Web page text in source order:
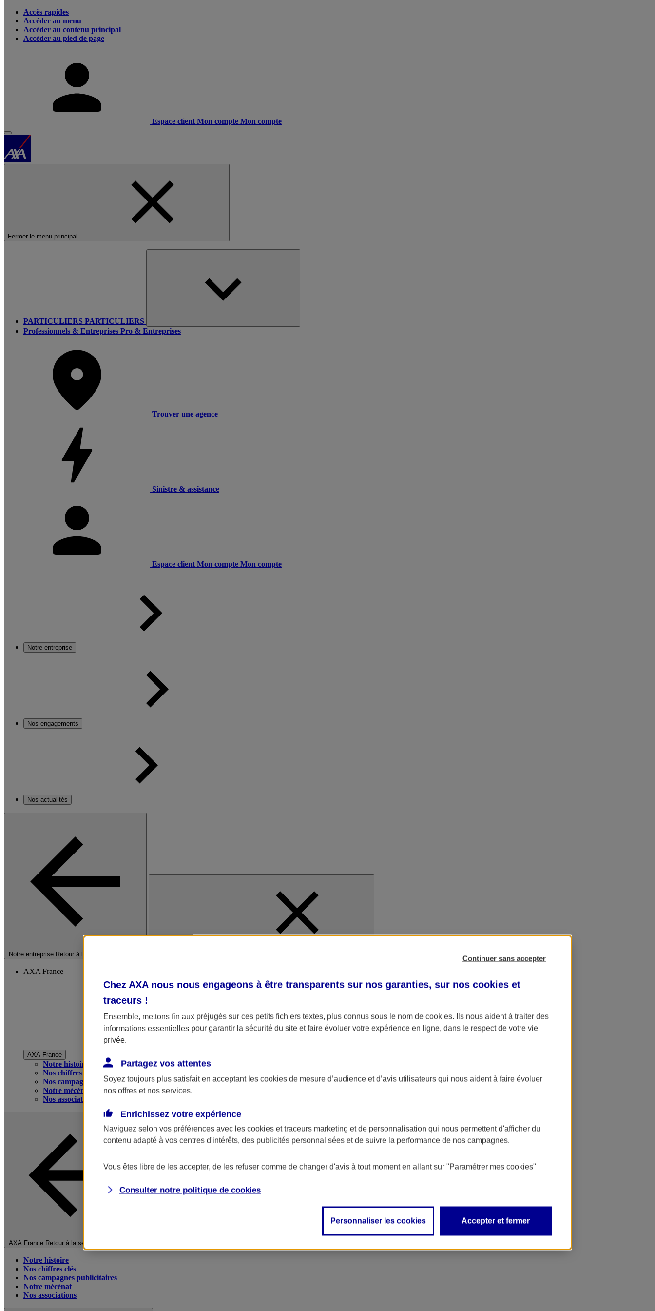
Accès rapides
Accéder au menu
Accéder au contenu principal
Accéder au pied de page
Espace client Mon compte Mon compte
Fermer le menu principal
PARTICULIERS PARTICULIERS
Professionnels & Entreprises Pro & Entreprises
Trouver une agence
Sinistre & assistance
Espace client Mon compte Mon compte
Notre entreprise
Nos engagements
Nos actualités
Notre entreprise Retour à la section précédente
AXA France
AXA France
Notre histoire
Nos chiffres clés
Nos campagnes publicitaires
Notre mécénat
Nos associations
AXA France Retour à la section précédente
Notre histoire
Nos chiffres clés
Nos campagnes publicitaires
Notre mécénat
Nos associations
Continuer sans accepter
Chez AXA nous nous engageons à être transparents sur nos garanties, sur nos cookies et
traceurs !
Ensemble, mettons fin aux préjugés sur ces petits fichiers textes, plus connus sous le nom de cookies. Ils nous aident à traiter des
informations essentielles pour garantir la sécurité du site et faire évoluer votre expérience en ligne, dans le respect de votre vie
privée.
Partagez vos attentes
Soyez toujours plus satisfait en acceptant les cookies de mesure d’audience et d’avis utilisateurs qui nous aident à faire évoluer
nos offres et nos services.
Enrichissez votre expérience
Naviguez selon vos préférences avec les cookies et traceurs marketing et de personnalisation qui nous permettent d'afficher du
contenu adapté à vos centres d'intérêts, des publicités personnalisées et de suivre la performance de nos campagnes.
Vous êtes libre de les accepter, de les refuser comme de changer d'avis à tout moment en allant sur "Paramétrer mes cookies"
Consulter notre politique de cookies
Personnaliser les cookies Accepter et fermer